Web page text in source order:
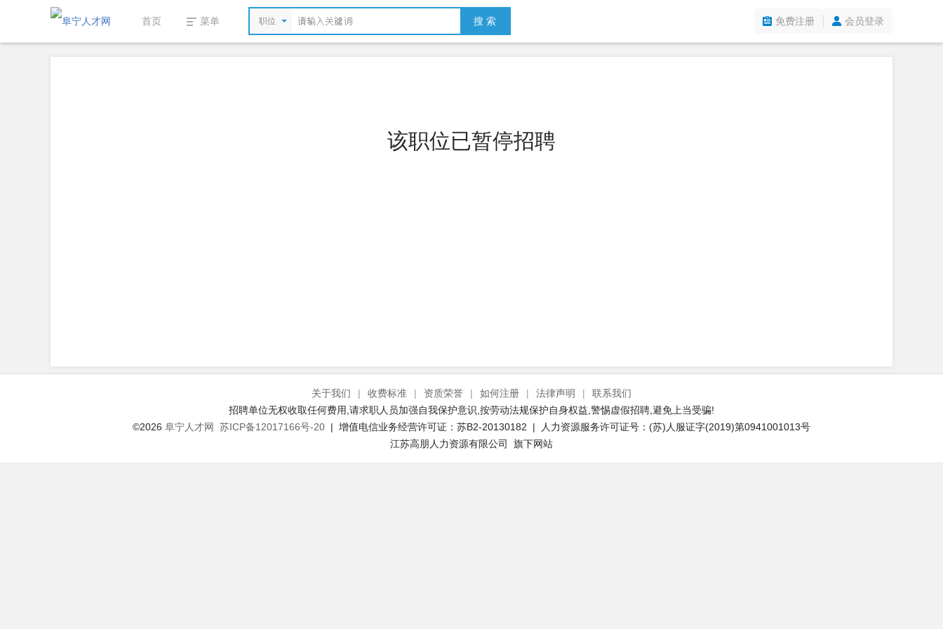
首页 菜单 职位 搜 索 免费注册 会员登录
该职位已暂停招聘
关于我们 | 收费标准 | 资质荣誉 | 如何注册 | 法律声明 |
联系我们
招聘单位无权收取任何费用,请求职人员加强自我保护意识,按劳动法规保护自身权益,警惕虚假招聘,避免上当受骗!
©2026 阜宁人才网 苏ICP备12017166号-20 | 增值电信业务经营许可证：苏B2-20130182 | 人力资源服务许可证号：(苏)人服证字(2019)第0941001013号
江苏高朋人力资源有限公司 旗下网站